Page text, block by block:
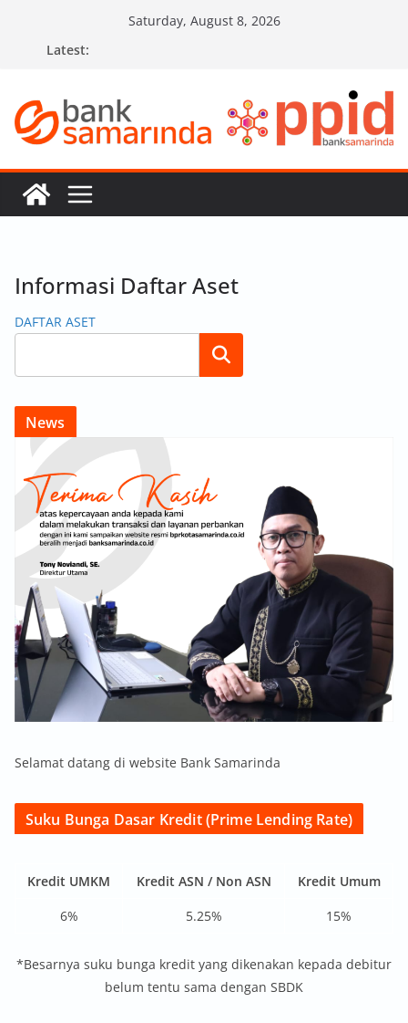
Saturday, August 8, 2026
Latest:
Informasi Daftar Aset
DAFTAR ASET
Search
News
Selamat datang di website Bank Samarinda
Suku Bunga Dasar Kredit (Prime Lending Rate)
Kredit UMKM Kredit ASN / Non ASN
Kredit Umum
6%
5.25% 15%
*Besarnya suku bunga kredit yang dikenakan kepada debitur
belum tentu sama dengan SBDK